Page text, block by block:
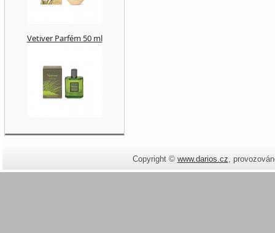
Vetiver Parfém 50 ml
Copyright © www.darios.cz,